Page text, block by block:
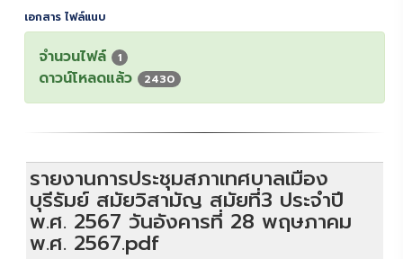
เอกสาร ไฟล์แนบ
จำนวนไฟล์ 1
ดาวน์โหลดแล้ว 2430
รายงานการประชุมสภาเทศบาลเมือง
บุรีรัมย์ สมัยวิสามัญ สมัยที่3 ประจำปี
พ.ศ. 2567 วันอังคารที่ 28 พฤษภาคม
พ.ศ. 2567.pdf